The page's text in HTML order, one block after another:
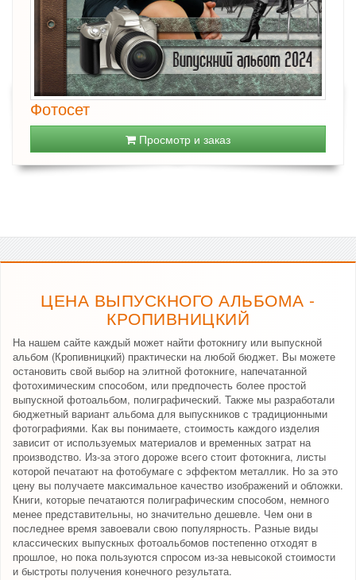
Фотосет
Просмотр и заказ
ЦЕНА ВЫПУСКНОГО АЛЬБОМА -
КРОПИВНИЦКИЙ
На нашем сайте каждый может найти фотокнигу или выпускной
альбом (Кропивницкий) практически на любой бюджет. Вы можете
остановить свой выбор на элитной фотокниге, напечатанной
фотохимическим способом, или предпочесть более простой
выпускной фотоальбом, полиграфический. Также мы разработали
бюджетный вариант альбома для выпускников с традиционными
фотографиями. Как вы понимаете, стоимость каждого изделия
зависит от используемых материалов и временных затрат на
производство. Из-за этого дороже всего стоит фотокнига, листы
которой печатают на фотобумаге с эффектом металлик. Но за это
цену вы получаете максимальное качество изображений и обложки.
Книги, которые печатаются полиграфическим способом, немного
менее представительны, но значительно дешевле. Чем они в
последнее время завоевали свою популярность. Разные виды
классических выпускных фотоальбомов постепенно отходят в
прошлое, но пока пользуются спросом из-за невысокой стоимости
и быстроты получения конечного результата.